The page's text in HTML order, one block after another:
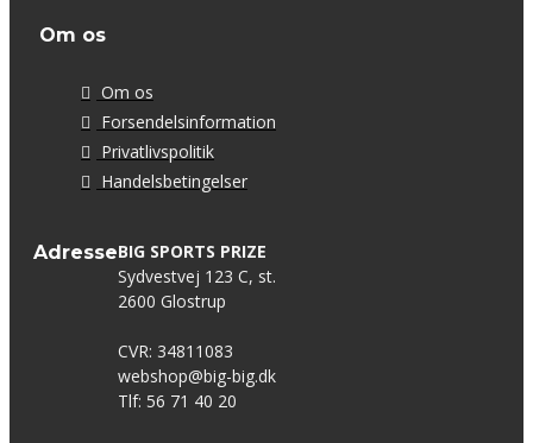
Om os
Om os
Forsendelsinformation
Privatlivspolitik
Handelsbetingelser
AdresseBIG SPORTS PRIZE
Sydvestvej 123 C, st.
2600 Glostrup
CVR: 34811083
webshop@big-big.dk
Tlf: 56 71 40 20